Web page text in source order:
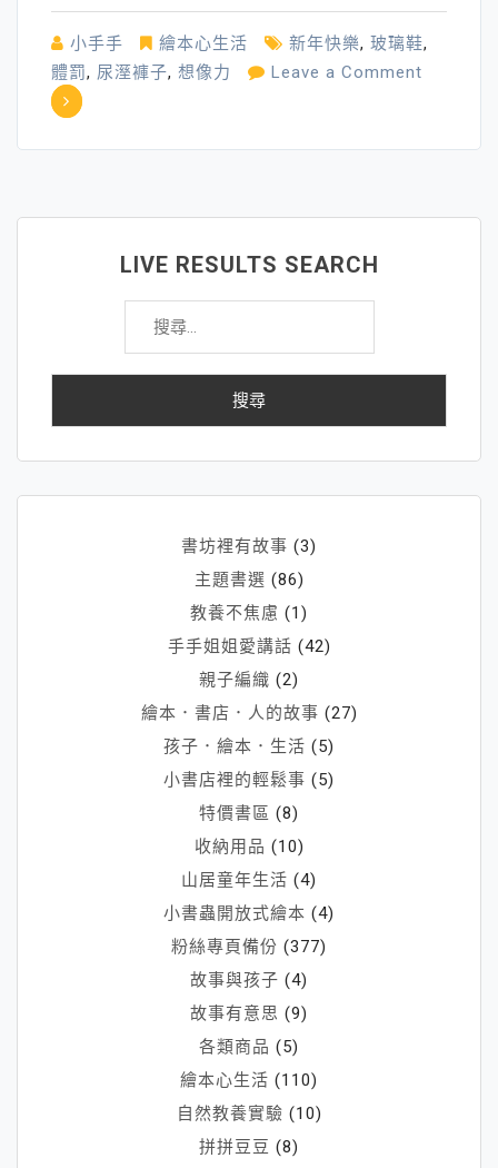
小手手 繪本心生活 新年快樂, 玻璃鞋,
體罰, 尿溼褲子, 想像力 Leave a Comment
法
LIVE RESULTS SEARCH
搜
關
書坊裡有故事 (3)
主題書選 (86)
教養不焦慮 (1)
手手姐姐愛講話 (42)
親子編織 (2)
繪本．書店．人的故事 (27)
孩子．繪本．生活 (5)
小書店裡的輕鬆事 (5)
特價書區 (8)
收納用品 (10)
山居童年生活 (4)
小書蟲開放式繪本 (4)
粉絲專頁備份 (377)
故事與孩子 (4)
故事有意思 (9)
各類商品 (5)
繪本心生活 (110)
自然教養實驗 (10)
拼拼豆豆 (8)